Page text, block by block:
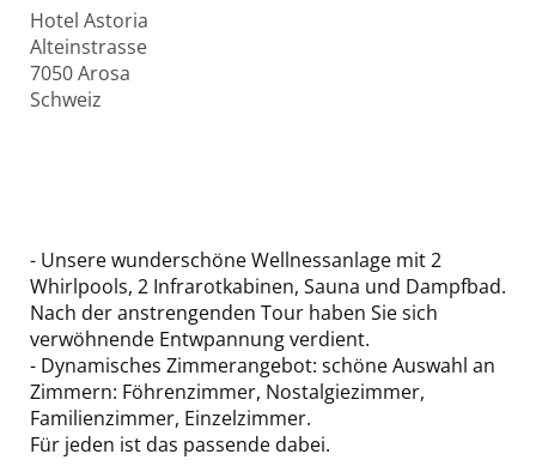
Hotel Astoria
Alteinstrasse
7050Arosa
Schweiz
- Unsere wunderschöne Wellnessanlage mit 2
Whirlpools, 2 Infrarotkabinen, Sauna und Dampfbad.
Nach der anstrengenden Tour haben Sie sich
verwöhnende Entwpannung verdient.
- Dynamisches Zimmerangebot: schöne Auswahl an
Zimmern: Föhrenzimmer, Nostalgiezimmer,
Familienzimmer, Einzelzimmer.
Für jeden ist das passende dabei.